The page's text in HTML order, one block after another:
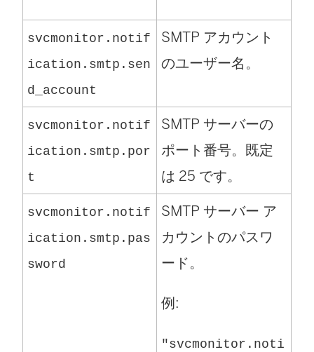
svcmonitor.notif
ication.smtp.sen
d_account
SMTP アカウント
のユーザー名。
svcmonitor.notif
ication.smtp.por
t
SMTP サーバーの
ポート番号。既定
は 25 です。
svcmonitor.notif
ication.smtp.pas
sword
SMTP サーバー ア
カウントのパスワ
ード。
例:
"svcmonitor.noti